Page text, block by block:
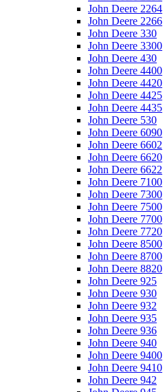
John Deere 2264
John Deere 2266
John Deere 330
John Deere 3300
John Deere 430
John Deere 4400
John Deere 4420
John Deere 4425
John Deere 4435
John Deere 530
John Deere 6090
John Deere 6602
John Deere 6620
John Deere 6622
John Deere 7100
John Deere 7300
John Deere 7500
John Deere 7700
John Deere 7720
John Deere 8500
John Deere 8700
John Deere 8820
John Deere 925
John Deere 930
John Deere 932
John Deere 935
John Deere 936
John Deere 940
John Deere 9400
John Deere 9410
John Deere 942